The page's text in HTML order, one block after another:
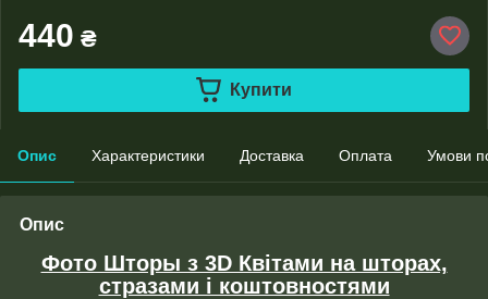
440 ₴
Купити
Опис Характеристики Доставка Оплата Умови
Опис
Фото Шторы з 3D Квітами на шторах,
стразами і коштовностями